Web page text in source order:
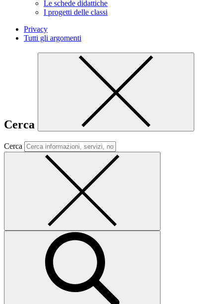
Le schede didattiche
I progetti delle classi
Privacy
Tutti gli argomenti
Cerca
Cerca